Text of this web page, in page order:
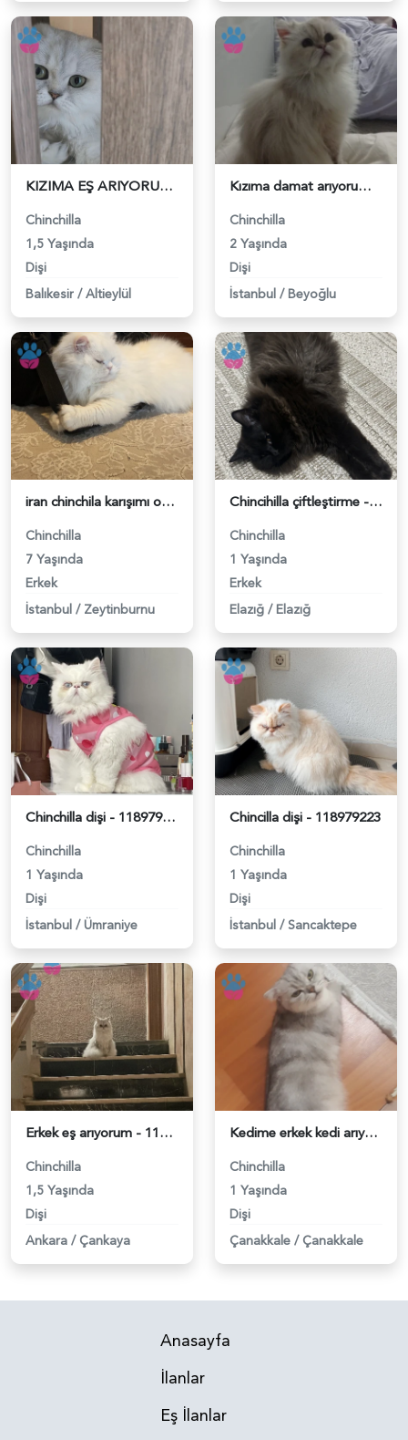
KIZIMA EŞ ARIYORUM - 118980893
Chinchilla
1,5 Yaşında
Dişi
Balıkesir / Altieylül
Kızıma damat arıyorum - 118980516
Chinchilla
2 Yaşında
Dişi
İstanbul / Beyoğlu
iran chinchila karışımı oğluma eş arıyoruz - 118980505
Chinchilla
7 Yaşında
Erkek
İstanbul / Zeytinburnu
Chincihilla çiftleştirme - 118979816
Chinchilla
1 Yaşında
Erkek
Elazığ / Elazığ
Chinchilla dişi - 118979262
Chinchilla
1 Yaşında
Dişi
İstanbul / Ümraniye
Chincilla dişi - 118979223
Chinchilla
1 Yaşında
Dişi
İstanbul / Sancaktepe
Erkek eş arıyorum - 118979031
Chinchilla
1,5 Yaşında
Dişi
Ankara / Çankaya
Kedime erkek kedi arıyorum - 118978829
Chinchilla
1 Yaşında
Dişi
Çanakkale / Çanakkale
Anasayfa
İlanlar
Eş İlanlar